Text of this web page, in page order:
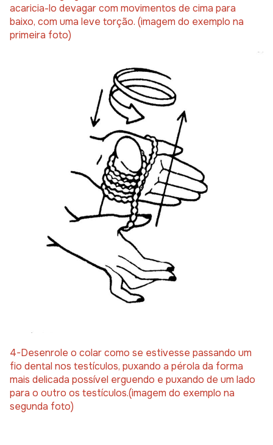
acaricia-lo devagar com movimentos de cima para
baixo, com uma leve torção. (imagem do exemplo na
primeira foto)
4-Desenrole o colar como se estivesse passando um
fio dental nos testículos, puxando a pérola da forma
mais delicada possível erguendo e puxando de um lado
para o outro os testículos.(imagem do exemplo na
segunda foto)